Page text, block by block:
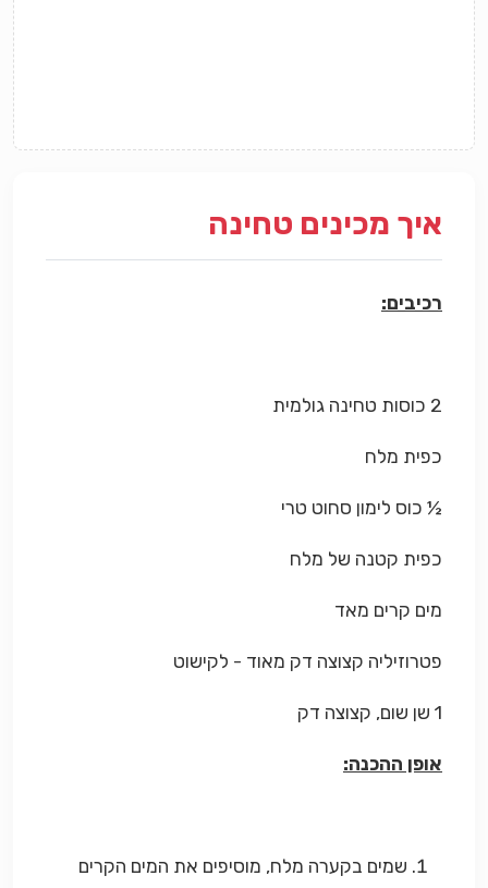
איך מכינים טחינה
רכיבים:
2 כוסות טחינה גולמית
כפית מלח
½ כוס לימון סחוט טרי
כפית קטנה של מלח
מים קרים מאד
פטרוזיליה קצוצה דק מאוד - לקישוט
1 שן שום, קצוצה דק
אופן ההכנה:
שמים בקערה מלח, מוסיפים את המים הקרים